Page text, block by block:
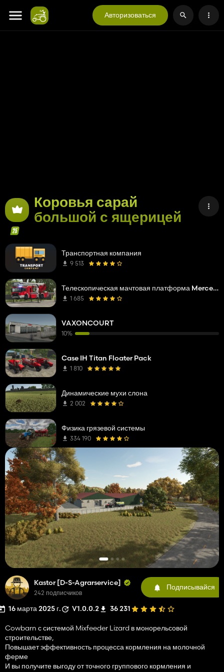
Авторизоваться
Коровья сарай
большой с ящерицей
Kastor [D-S-Agrarservice]
242 подписчиков
Подписывайся
16 марта 2025 г. V1.0.0.2 36 231
Cowbarn с системой Mixfeeder Lizard в монорельсовой
строительстве,
Повышает эффективность процесса кормления на молочной
ферме
И вы получите выгоду от точного группового кормления и
Транспортная компания
9 513
Телескопическая мачтовая платформа Mercedes Benz Econic WISS
1 685
VAXONCOURT
10%
Case IH Titan Floater Pack
1 810
Динамические мухи слона
2 002
Физика грязевой системы
334 190